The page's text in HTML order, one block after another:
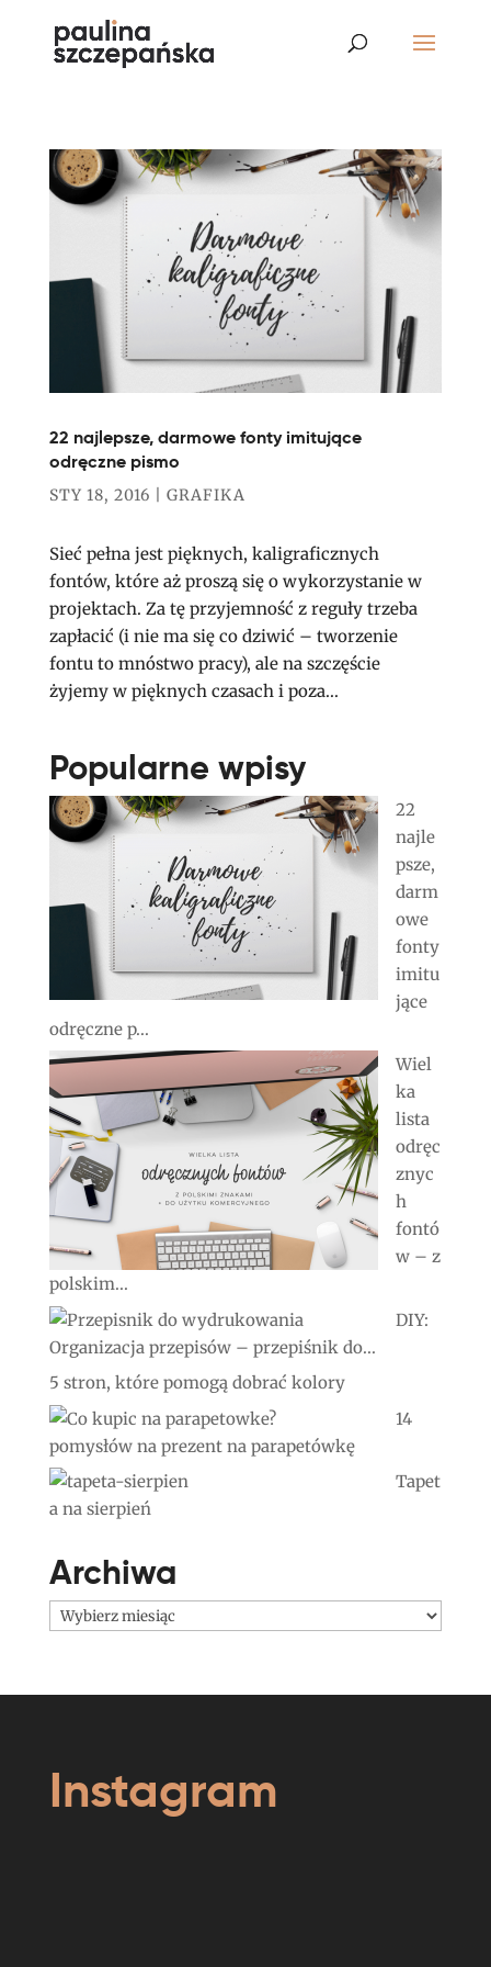
22 najlepsze, darmowe fonty imitujące
odręczne pismo
STY 18, 2016 GRAFIKA
Sieć pełna jest pięknych, kaligraficznych
fontów, które aż proszą się o wykorzystanie w
projektach. Za tę przyjemność z reguły trzeba
zapłacić (i nie ma się co dziwić – tworzenie
fontu to mnóstwo pracy), ale na szczęście
żyjemy w pięknych czasach i poza...
Popularne wpisy
22
najle
psze,
darm
owe
fonty
imitu
jące
odręczne p...
Wiel
ka
lista
odręc
znyc
h
fontó
w – z
polskim...
DIY:
Organizacja przepisów – przepiśnik do...
5 stron, które pomogą dobrać kolory
14
pomysłów na prezent na parapetówkę
Tapet
a na sierpień
Archiwa
Archiwa
Instagram